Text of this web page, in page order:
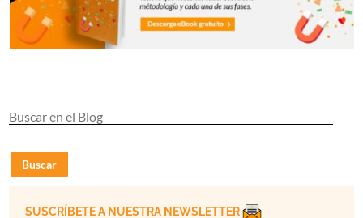
Buscar
SUSCRÍBETE A NUESTRA NEWSLETTER